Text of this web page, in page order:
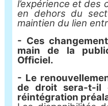
l’expé­rience et des
en dehors du
main­tien du lien
- Ces
main de la
Officiel.
- Le
de droit sera-t-il
réin­té­gra­tion